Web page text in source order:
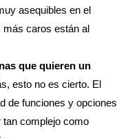
asequibles en el
más caros están al
que quieren un
esto no es cierto. El
de funciones y opciones
tan complejo como